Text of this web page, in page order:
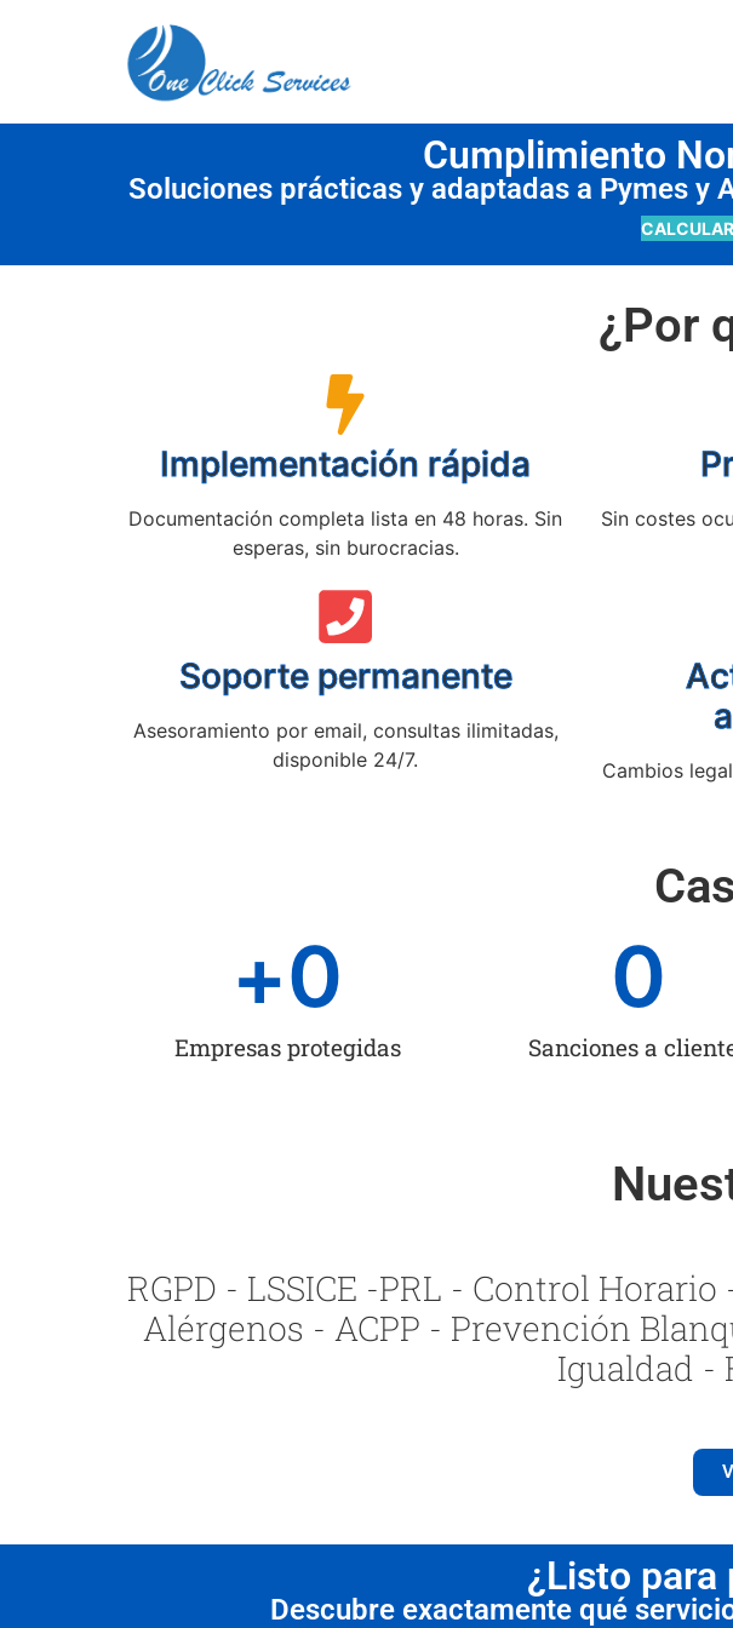
Cumplimiento
Soluciones prácticas y adaptadas a Pymes
¿Por
Implementación rápida
Documentación completa lista en 48 horas. Sin
esperas, sin burocracias.
Sin costes
Soporte permanente
Asesoramiento por email, consultas ilimitadas,
disponible 24/7.
Cambios
Empresas protegidas
+0
Sanciones a
0
RGPD - LSSICE -PRL - Control
Alérgenos - ACPP - Prevención
Igualdad -
¿Listo para
Descubre exactamente qué